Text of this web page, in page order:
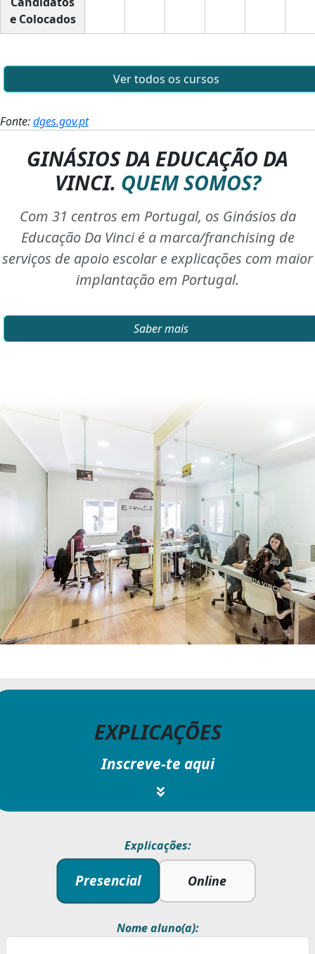
e Colocados
Ver todos os cursos
Fonte:dges.gov.pt
GINÁSIOS DA EDUCAÇÃO DA
VINCI. QUEM SOMOS?
Com 31 centros em Portugal, os Ginásios da
Educação Da Vinci é a marca/franchising de
serviços de apoio escolar e explicações com maior
implantação em Portugal.
Saber mais
EXPLICAÇÕES
Inscreve-te aqui
Explicações:
Presencial Online
Nome aluno(a):